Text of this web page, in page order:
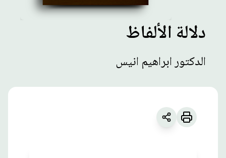
دلالة الألفاظ
الدكتور ابراهيم انيس